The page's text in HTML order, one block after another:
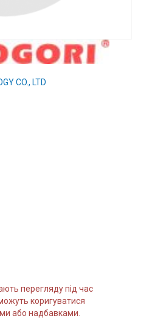
CO., LTD
перегляду під час
коригуватися
або надбавками.